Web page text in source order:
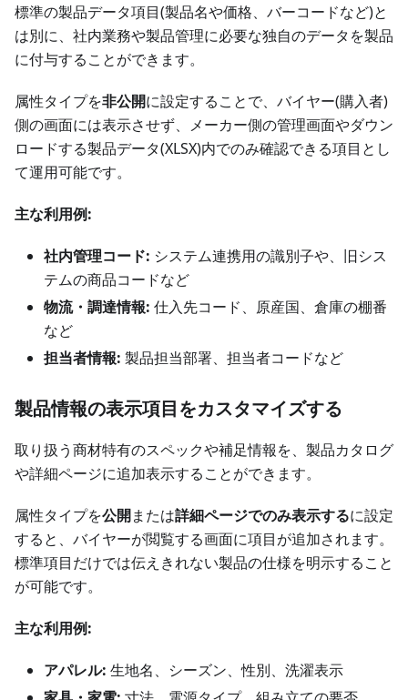
標準の製品データ項目(製品名や価格、バーコードなど)と
は別に、社内業務や製品管理に必要な独自のデータを製品
に付与することができます。
属性タイプを非公開に設定することで、バイヤー(購入者)
側の画面には表示させず、メーカー側の管理画面やダウン
ロードする製品データ(XLSX)内でのみ確認できる項目とし
て運用可能です。
主な利用例:
社内管理コード: システム連携用の識別子や、旧シス
テムの商品コードなど
物流・調達情報: 仕入先コード、原産国、倉庫の棚番
など
担当者情報: 製品担当部署、担当者コードなど
製品情報の表示項目をカスタマイズする
取り扱う商材特有のスペックや補足情報を、製品カタログ
や詳細ページに追加表示することができます。
属性タイプを公開または詳細ページでのみ表示するに設定
すると、バイヤーが閲覧する画面に項目が追加されます。
標準項目だけでは伝えきれない製品の仕様を明示すること
が可能です。
主な利用例:
アパレル: 生地名、シーズン、性別、洗濯表示